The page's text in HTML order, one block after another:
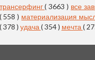
трансерфинг( 3663 ) все
( 558 ) материализация
( 378 ) удача ( 354 ) мечта (